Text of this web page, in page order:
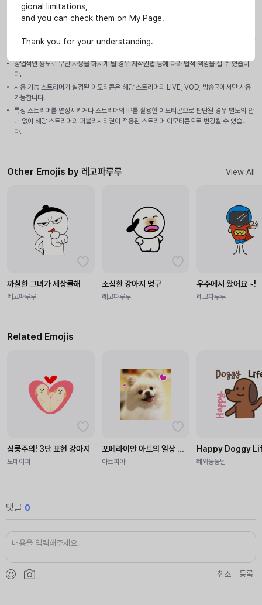
사용안내
이모티콘은 SOOP 서비스(LIVE, VOD, 방송국, e스포츠 페이지)에서만 개인적인 용도로 사
상업적인 용도로 무단 사용을 하시게 될 경우 저작권법 등에 따라 법적 책임을 질 수 있습니
다.
사용 가능 스트리머가 설정된 이모티콘은 해당 스트리머의 LIVE, VOD, 방송국에서만 사용
가능합니다.
특정 스트리머를 연상시키거나 스트리머의 IP를 활용한 이모티콘으로 판단될 경우 별도의 안
내 없이 해당 스트리머의 퍼블리시티권이 적용된 스트리머 이모티콘으로 변경될 수 있습니
다.
Other Emojis by 레고파루루 View All
까칠한 그녀가 세상쿨해
레고파루루
소심한 강아지 멍구
레고파루루
우주에서 왔어요 ~!
레고파루루
Related Emojis
심쿵주의! 3단 표현 강아지
노페이퍼
포메라이안 아트의 일상 스토리
아트피아
Happy Doggy
혜와둥둥달
댓글 0
취소 등록
gional limitations,
and you can check them on My Page.
Thank you for your understanding.